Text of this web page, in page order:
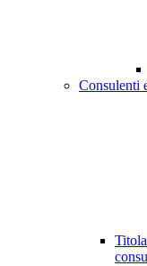
Consulenti